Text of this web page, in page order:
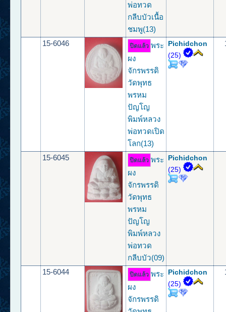
พ่อทวด
กลีบบัวเนื้อ
ชมพู(13)
15-6046 ปิดแล้ว พระ
ผง
จักรพรรดิ
วัดพุทธ
พรหม
ปัญโญ
พิมพ์หลวง
พ่อทวดเปิด
โลก(13)
Pichidchon
(25)
15-6045 ปิดแล้ว พระ
ผง
จักรพรรดิ
วัดพุทธ
พรหม
ปัญโญ
พิมพ์หลวง
พ่อทวด
กลีบบัว(09)
Pichidchon
(25)
15-6044 ปิดแล้ว พระ
ผง
จักรพรรดิ
Pichidchon
(25)